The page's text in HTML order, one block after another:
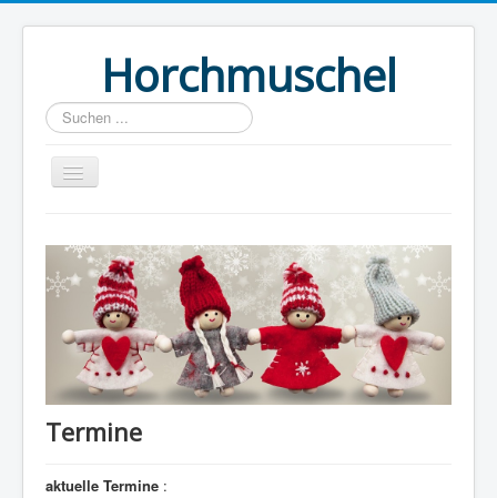
Horchmuschel
Suchen
...
Termine
Kontakt
Termine
aktuelle Termine :